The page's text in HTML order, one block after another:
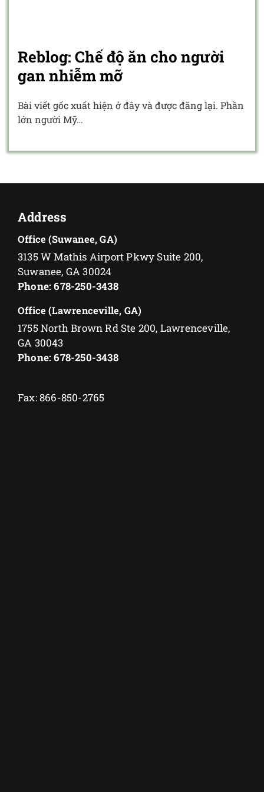
Reblog: Chế độ ăn cho người
gan nhiễm mỡ
Bài viết gốc xuất hiện ở đây và được đăng lại. Phần
lớn người Mỹ…
Address
Office (Suwanee, GA)
3135 W Mathis Airport Pkwy Suite 200,
Suwanee, GA 30024
Phone: 678-250-3438
Office (Lawrenceville, GA)
1755 North Brown Rd Ste 200, Lawrenceville,
GA 30043
Phone: 678-250-3438
Fax: 866-850-2765